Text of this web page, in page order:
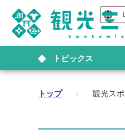
トピックス
トップ › 観光ス